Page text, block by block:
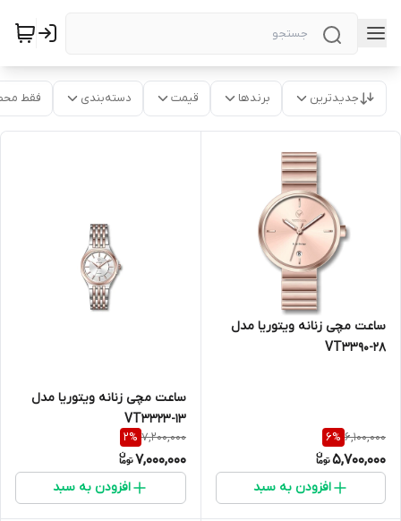
جدیدترین برندها قیمت دسته‌بندی فقط
ساعت مچی زنانه ویتوریا مدل
VT3390-28
6,100,000
6%
5,700,000
افزودن به سبد
ساعت مچی زنانه ویتوریا مدل
VT3323-13
7,200,000
2%
7,000,000
افزودن به سبد